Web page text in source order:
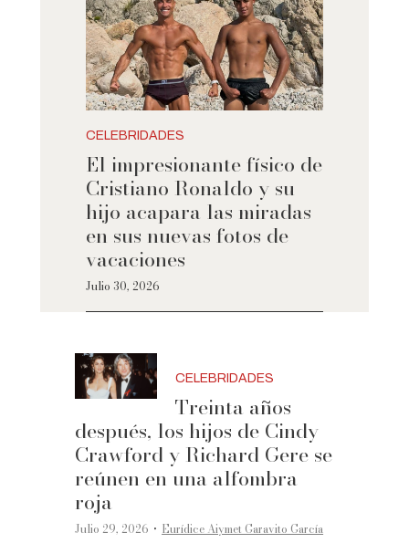
CELEBRIDADES
El impresionante físico de
Cristiano Ronaldo y su
hijo acapara las miradas
en sus nuevas fotos de
vacaciones
Julio 30, 2026
CELEBRIDADES
Treinta años
después, los hijos de Cindy
Crawford y Richard Gere se
reúnen en una alfombra
roja
Julio 29, 2026 ·Eurídice Aiymet Garavito García